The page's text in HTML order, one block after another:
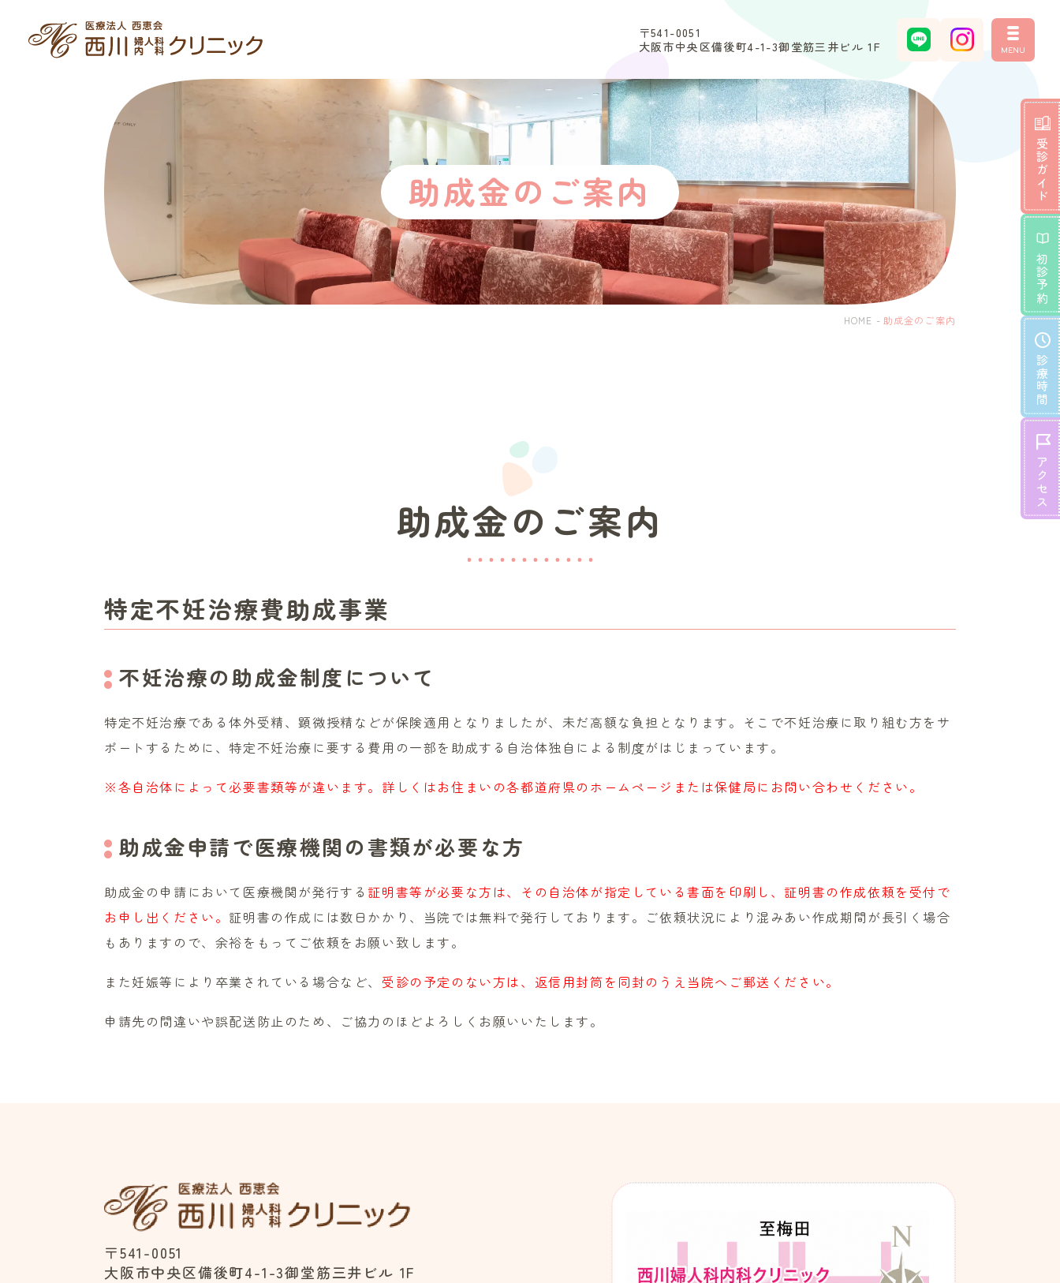
〒541-0051
大阪市中央区備後町4-1-3御堂筋三井ビル 1F
MENU
助成金のご案内
HOME - 助成金のご案内
助成金のご案内
特定不妊治療費助成事業
不妊治療の助成金制度について
特定不妊治療である体外受精、顕微授精などが保険適用となりましたが、未だ高額な負担となります。そこで不妊治療に取り組む方をサ
ポートするために、特定不妊治療に要する費用の一部を助成する自治体独自による制度がはじまっています。
※各自治体によって必要書類等が違います。詳しくはお住まいの各都道府県のホームページまたは保健局にお問い合わせください。
助成金申請で医療機関の書類が必要な方
助成金の申請において医療機関が発行する証明書等が必要な方は、その自治体が指定している書面を印刷し、証明書の作成依頼を受付で
お申し出ください。 証明書の作成には数日かかり、当院では無料で発行しております。ご依頼状況により混みあい作成期間が長引く場合
もありますので、余裕をもってご依頼をお願い致します。
また妊娠等により卒業されている場合など、 受診の予定のない方は、返信用封筒を同封のうえ当院へご郵送ください。
申請先の間違いや誤配送防止のため、ご協力のほどよろしくお願いいたします。
〒541-0051
大阪市中央区備後町4-1-3御堂筋三井ビル 1F
受診ガイド
初診予約
診療時間
アクセス